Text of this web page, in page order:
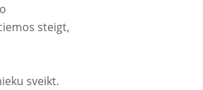
steigt,
sveikt.